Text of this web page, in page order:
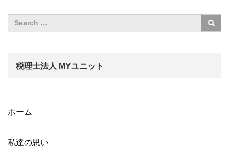
税理士法人 MYユニット
ホーム
私達の思い